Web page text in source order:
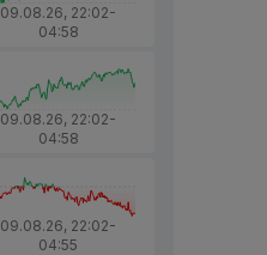
09.08.26, 22:02-
04:58
09.08.26, 22:02-
04:58
09.08.26, 22:02-
04:55